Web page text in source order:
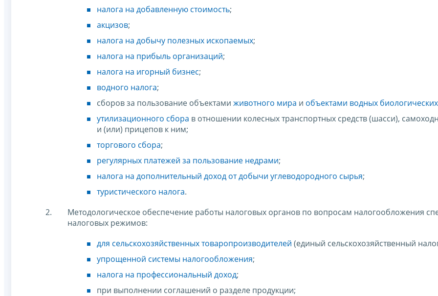
налога на добавленную стоимость;
акцизов;
налога на добычу полезных ископаемых;
налога на прибыль организаций;
налога на игорный бизнес;
водного налога;
сборов за пользование объектами животного мира и объектами водных
утилизационного сбора в отношении колесных транспортных средств (шасси),
и (или) прицепов к ним;
торгового сбора;
регулярных платежей за пользование недрами;
налога на дополнительный доход от добычи углеводородного сырья;
туристического налога.
Методологическое обеспечение работы налоговых органов по вопросам налогообложения
налоговых режимов:
для сельскохозяйственных товаропроизводителей (единый сельскохозяйственный
упрощенной системы налогообложения;
налога на профессиональный доход;
при выполнении соглашений о разделе продукции;